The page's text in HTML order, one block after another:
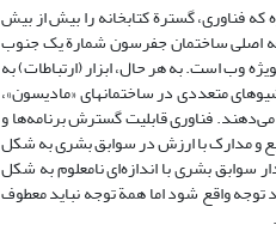
فناوری، گسترة کتابخانه را بیش از بیش
اصلی ساختمان جفرسون شمارة یک جنوب
وب است. به هر حال، ابزار (ارتباطات) به
متعددی در ساختمانهای «مادیسون»،
می‌دهند. فناوری قابلیت گسترش برنامه‌ها و
و مدارک با ‌ارزش در سوابق بشری به شکل
سوابق بشری با اندازه‌ای نامعلوم به شکل
توجه واقع شود اما همة توجه نباید معطوف